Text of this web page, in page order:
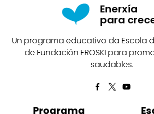
Enerxía
para
Un programa educativo da Escola
de Fundación EROSKI para
saudables.
Programa